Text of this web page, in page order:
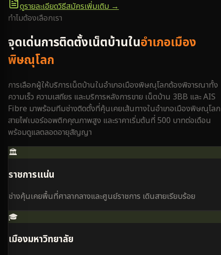
ดูรายละเอียดวิธีสมัครเพิ่มเติม →
ทำไมต้องเลือกเรา
จุดเด่นการติดตั้งเน็ตบ้านในอำเภอเมือง
พิษณุโลก
การเลือกผู้ให้บริการเน็ตบ้านในอำเภอเมืองพิษณุโลกต้องพิจารณาทั้ง
ความเร็ว ความเสถียร และบริการหลังการขาย เน็ตบ้าน 3BB และ AIS
Fibre มาพร้อมทีมช่างติดตั้งที่คุ้นเคยเส้นทางในอำเภอเมืองพิษณุโลก
สายไฟเบอร์ออพติกคุณภาพสูง และราคาเริ่มต้นที่ 500 บาทต่อเดือน
พร้อมดูแลตลอดอายุสัญญา
🏛️
ราชการแน่น
ช่างคุ้นเคยพื้นที่ศาลากลางและศูนย์ราชการ เดินสายเรียบร้อย
🎓
เมืองมหาวิทยาลัย